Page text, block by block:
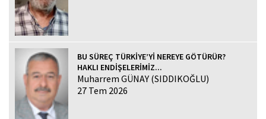
BU SÜREÇ TÜRKİYE’Yİ NEREYE GÖTÜRÜR?
HAKLI ENDİŞELERİMİZ...
Muharrem GÜNAY (SIDDIKOĞLU)
27 Tem 2026